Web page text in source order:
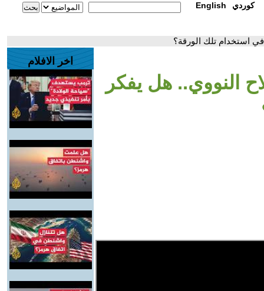
English كوردي
استخدام تلك الورقة؟
النووي.. هل يفكر
اخر الافلام